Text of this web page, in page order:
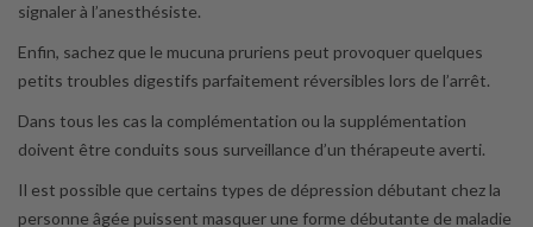
signaler à l’anesthésiste.
Enfin, sachez que le mucuna pruriens peut provoquer quelques
petits troubles digestifs parfaitement réversibles lors de l’arrêt.
Dans tous les cas la complémentation ou la supplémentation
doivent être conduits sous surveillance d’un thérapeute averti.
Il est possible que certains types de dépression débutant chez la
personne âgée puissent masquer une forme débutante de maladie